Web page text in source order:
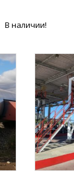
В наличии!